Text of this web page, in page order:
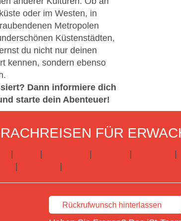
oder im Westen, in
Metropolen
Küstenstädten,
du nicht nur deinen
kennen, sondern ebenso
Dann informiere dich
starte dein Abenteuer!
FÜR
Rückrufwunsch hinterlassen